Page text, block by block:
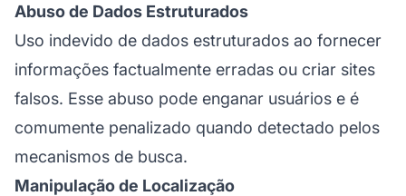
Abuso de Dados Estruturados
Uso indevido de dados estruturados ao fornecer
informações factualmente erradas ou criar sites
falsos. Esse abuso pode enganar usuários e é
comumente penalizado quando detectado pelos
mecanismos de busca.
Manipulação de Localização